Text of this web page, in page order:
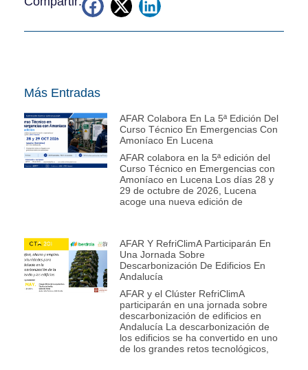
Más Entradas
AFAR Colabora En La 5ª Edición Del
Curso Técnico En Emergencias Con
Amoníaco En Lucena
AFAR colabora en la 5ª edición del
Curso Técnico en Emergencias con
Amoníaco en Lucena Los días 28 y
29 de octubre de 2026, Lucena
acoge una nueva edición de
AFAR Y RefriClimA Participarán En
Una Jornada Sobre
Descarbonización De Edificios En
Andalucía
AFAR y el Clúster RefriClimA
participarán en una jornada sobre
descarbonización de edificios en
Andalucía La descarbonización de
los edificios se ha convertido en uno
de los grandes retos tecnológicos,